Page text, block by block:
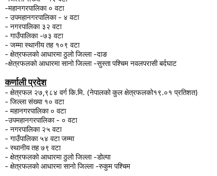
-महानगरपालिका ० वटा
- उपमहानगरपालिका - ४ वटा
- नगरपालिका ३२ वटा
- गाउँपालिका -७३ वटा
- जम्मा स्थानीय तह १०९ वटा
- क्षेत्रफलको आधारमा ठुलो जिल्ला -दाङ
-क्षेत्रफलको आधारमा सानो जिल्ला -सुस्ता पश्चिम नवलपरासी बर्दघाट
कर्णाली प्रदेश
- क्षेत्रफल २७,९८४ वर्ग कि.मि. (नेपालको कुल क्षेत्रफलको१९.०१ प्रतिशत)
-जिल्ला संख्या १० वटा
-महानगरपालिका ० वटा
-उपमहानगरपालिका - ० वटा
- नगरपालिका २५ वटा
- गाउँपालिका ५४ वटा जम्मा
-स्थानीय तह ७९ वटा
- क्षेत्रफलको आधारमा ठुलो जिल्ला -डोल्पा
- क्षेत्रफलको आधारमा सानो जिल्ला -रुकुम पश्चिम